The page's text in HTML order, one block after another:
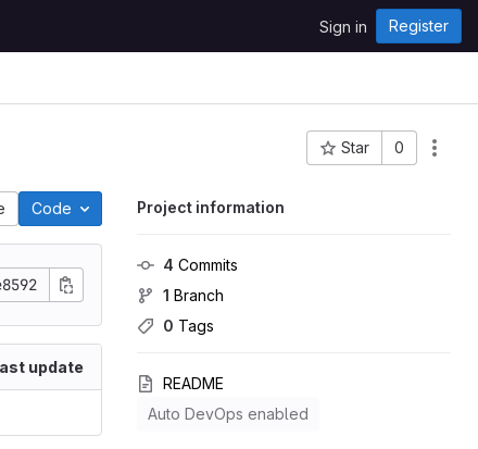
Sign in Register
Star 0
Project ID: 65
Project information
4 Commits
1 Branch
0 Tags
README
Auto DevOps enabled
Code
update